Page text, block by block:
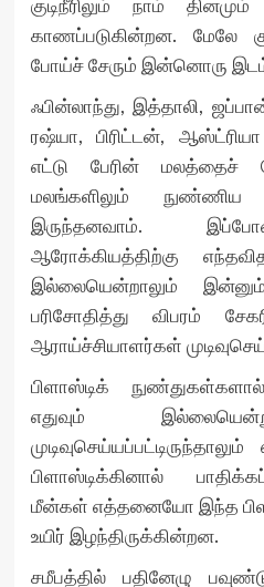
குடிநீரிலும் நாம்
காணப்படுகின்றன. மேலே
போய்ச் சேரும் இன்னொரு இடம்
ஃபின்லாந்து, இத்தாலி,
ரஷ்யா, பிரிட்டன், ஆஸ்ட்ரியா
எட்டு பேரின் மலத்தைச்
மலங்களிலும் நுண்ணிய
இருந்தனவாம்.
ஆரோக்கியத்திற்கு
இல்லையென்றாலும்
பரிசோதித்து விபரம்
ஆராய்ச்சியாளர்கள்
பிளாஸ்டிக்
எதுவும்
பிளாஸ்டிக்கினால்
மீன்கள் எத்தனையோ இந்த
உயிர் இழந்திருக்கின்றன.
சமீபத்தில் பதினேழு